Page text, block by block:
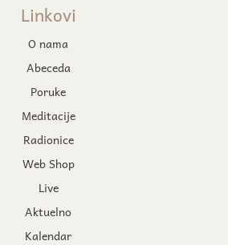
Linkovi
O nama
Abeceda
Poruke
Meditacije
Radionice
Web Shop
Live
Aktuelno
Kalendar